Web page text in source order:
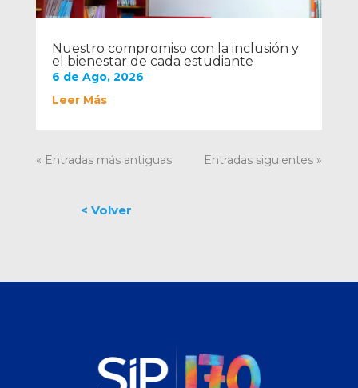
Nuestro compromiso con la inclusión y
el bienestar de cada estudiante
6 de Ago, 2026
Leer Más
« Entradas más antiguas Entradas siguientes »